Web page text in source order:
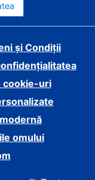
și Condiții
cookie-uri
omului